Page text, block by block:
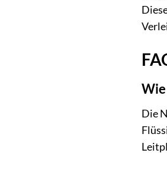
Die